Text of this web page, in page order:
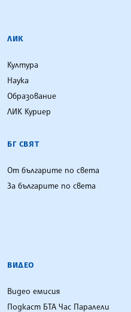
ЛИК
Култура
Наука
Образование
ЛИК Куриер
БГ СВЯТ
От българите по света
За българите по света
ВИДЕО
Видео емисия
Подкаст БТА Час Паралели